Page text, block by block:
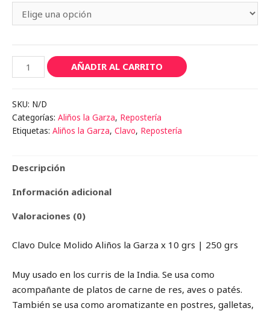
Clavo
Dulce
cantidad
AÑADIR AL CARRITO
SKU: N/D
Categorías: Aliños la Garza, Repostería
Etiquetas: Aliños la Garza, Clavo, Repostería
Descripción
Información adicional
Valoraciones (0)
Clavo Dulce Molido Aliños la Garza x 10 grs | 250 grs
Muy usado en los curris de la India. Se usa como
acompañante de platos de carne de res, aves o patés.
También se usa como aromatizante en postres, galletas,